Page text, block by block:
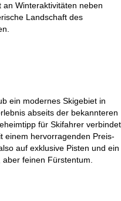
Winteraktivitäten neben
Landschaft des
ein modernes Skigebiet in
abseits der bekannteren
für Skifahrer verbindet
einem hervorragenden Preis-
auf exklusive Pisten und ein
feinen Fürstentum.